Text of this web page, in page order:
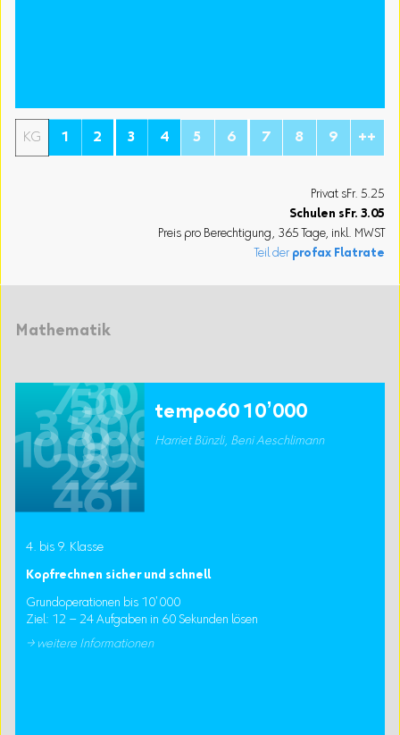
KG 1 2 3 4 5 6 7 8 9 ++
Privat sFr. 5.25
Schulen sFr.3.05
Preis pro Berechtigung, 365 Tage, inkl. MWST
Teil der profax Flatrate
Mathematik
tempo60 10’000
Harriet Bünzli, Beni Aeschlimann
4. bis 9. Klasse
Kopfrechnen sicher und schnell
Grundoperationen bis 10’000
Ziel: 12 – 24 Aufgaben in 60 Sekunden lösen
→ weitere Informationen